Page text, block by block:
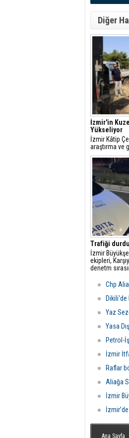
Diğer
İzmir'in
Yükseliyor
İzmir Kâtip
araştırma ve
vizyonunun
biri olan
Geliştirme
aşamaya
Trafiği
İzmir
ekipleri,
denetm
trafiğiChp
Dikili'de
Yaz
Yasa
Petrol-
İzmir
Raflar
Aliağa
İzmir
Ana Sayfa